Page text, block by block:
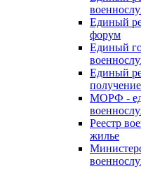
Единый
форум
Единый
Единый
МОРФ -
Реестр
жилье